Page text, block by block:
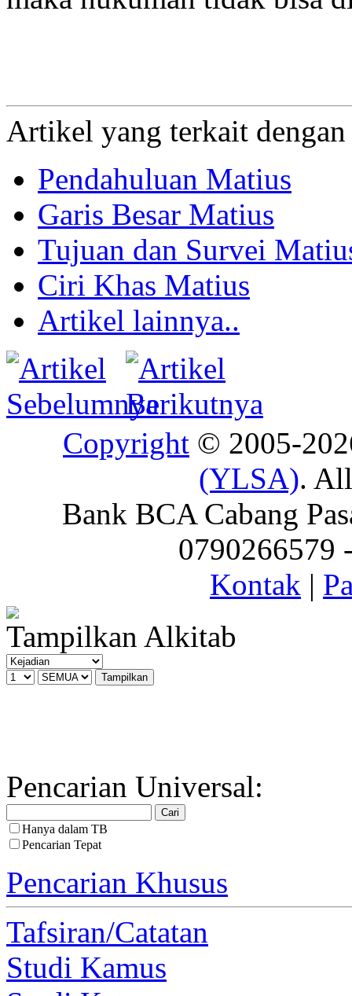
Artikel yang terkait
Pendahuluan Matius
Garis Besar Matius
Tujuan dan Survei
Ciri Khas Matius
Artikel lainnya..
Copyright © 2005-
(YLSA).
Bank BCA Cabang
0790266579
Kontak |
Tampilkan Alkitab
Pencarian Universal:
Hanya dalam TB
Pencarian Tepat
Pencarian Khusus
Tafsiran/Catatan
Studi Kamus